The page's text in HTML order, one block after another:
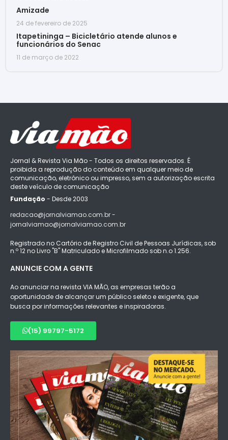
Amizade
24 de fevereiro de 2025
Itapetininga – Bicicletário atende alunos e
funcionários do Senac
11 de março de 2022
Jornal & Revista Via Mão - Todos os direitos reservados. É
proibida a reprodução do conteúdo em qualquer meio de
comunicação, eletrônico ou impresso, sem a autorização escrita
deste veículo de comunicação
Fundação - Desde 2003
redacao@jornalviamao.com.br -
jornalviamao@jornalviamao.com.br
Registrado no Cartório de Registro Civil de Pessoas Jurídicas, sob
n.º 12 no Livro "B" Matriculado e Microfilmado sob n.o 1.256.
ANUNCIE COM A GENTE
Ao anunciar na revista VIA MÃO, as empresas terão a
oportunidade de alcançar um público seleto e exigente, que
busca por informações relevantes e inspiradoras.
(15) 99797-5172